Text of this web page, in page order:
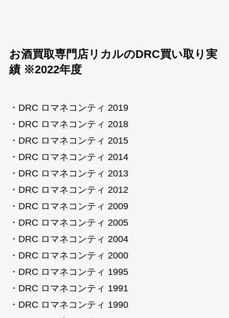
お酒買取専門店リカルのDRC買い取り実
績 ※2022年度
・DRC ロマネコンティ 2019
・DRC ロマネコンティ 2018
・DRC ロマネコンティ 2015
・DRC ロマネコンティ 2014
・DRC ロマネコンティ 2013
・DRC ロマネコンティ 2012
・DRC ロマネコンティ 2009
・DRC ロマネコンティ 2005
・DRC ロマネコンティ 2004
・DRC ロマネコンティ 2000
・DRC ロマネコンティ 1995
・DRC ロマネコンティ 1991
・DRC ロマネコンティ 1990